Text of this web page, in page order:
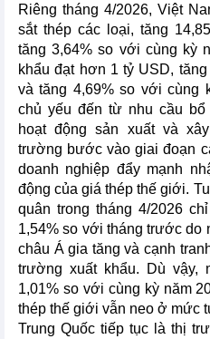
Riêng tháng 4/2026, Việt
sắt thép các loại, tăng
tăng 3,64% so với cùng kỳ
khẩu đạt hơn 1 tỷ USD,
và tăng 4,69% so với cùng
chủ yếu đến từ nhu cầu
hoạt động sản xuất và
trường bước vào giai đoạn
doanh nghiệp đẩy mạnh
động của giá thép thế giới.
quân trong tháng 4/2026
1,54% so với tháng trước do
châu Á gia tăng và cạnh
trường xuất khẩu. Dù vậy,
1,01% so với cùng kỳ năm
thép thế giới vẫn neo ở mức
Trung Quốc tiếp tục là thị